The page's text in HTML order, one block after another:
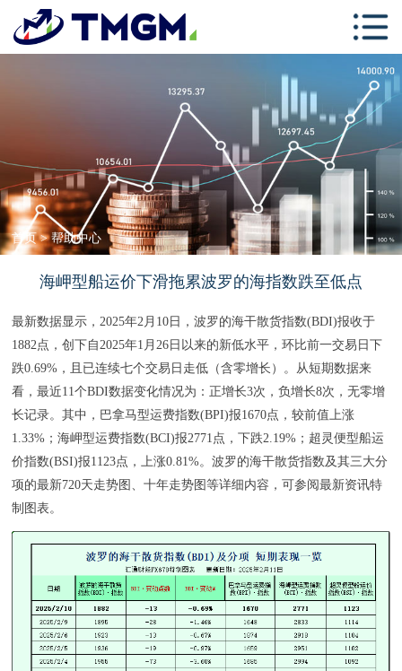
首页
学习中心
跟单社区
联系我们
首页>帮助中心
海岬型船运价下滑拖累波罗的海指数跌至低点
最新数据显示，2025年2月10日，波罗的海干散货指数(BDI)报收于
1882点，创下自2025年1月26日以来的新低水平，环比前一交易日下
跌0.69%，且已连续七个交易日走低（含零增长）。从短期数据来
看，最近11个BDI数据变化情况为：正增长3次，负增长8次，无零增
长记录。其中，巴拿马型运费指数(BPI)报1670点，较前值上涨
1.33%；海岬型运费指数(BCI)报2771点，下跌2.19%；超灵便型船运
价指数(BSI)报1123点，上涨0.81%。波罗的海干散货指数及其三大分
项的最新720天走势图、十年走势图等详细内容，可参阅最新资讯特
制图表。